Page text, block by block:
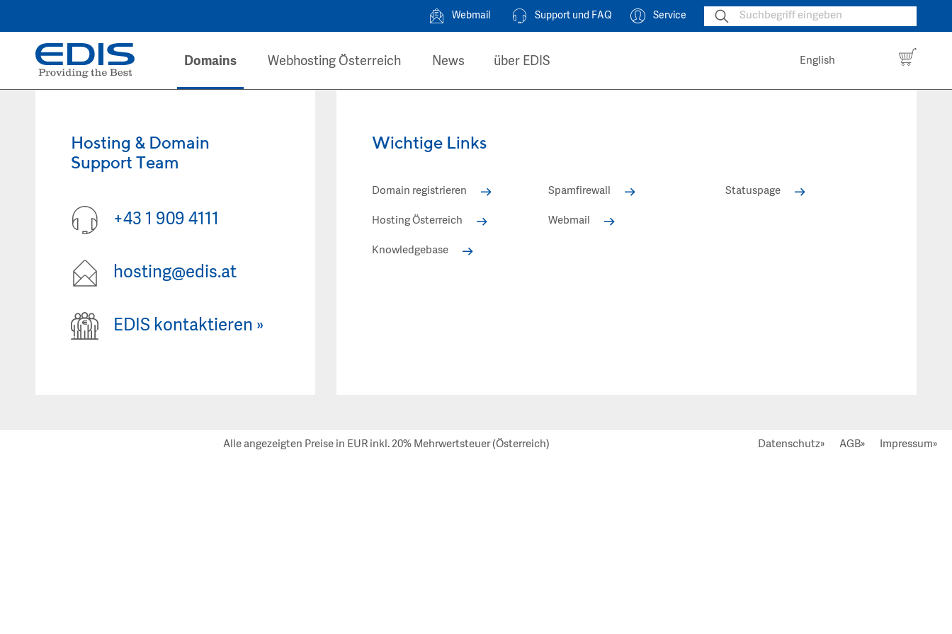
Webmail Support und FAQ Service
Domains Webhosting Österreich News über EDIS English
Hosting & Domain
Support Team
+43 1 909 4111
hosting@edis.at
EDIS kontaktieren »
Wichtige Links
Domain registrieren
Hosting Österreich
Knowledgebase
Spamfirewall
Webmail
Statuspage
Alle angezeigten Preise in EUR inkl. 20% Mehrwertsteuer (Österreich) Datenschutz» AGB» Impressum»